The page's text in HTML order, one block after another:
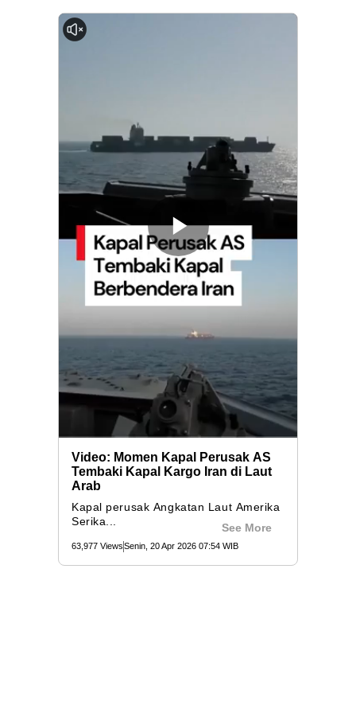
0:00
Memutarkan
Video
Video: Momen Kapal Perusak AS
Tembaki Kapal Kargo Iran di Laut
Arab
Kapal perusak Angkatan Laut Amerika
Serika...
See More
63,977 ViewsSenin, 20 Apr 2026 07:54 WIB